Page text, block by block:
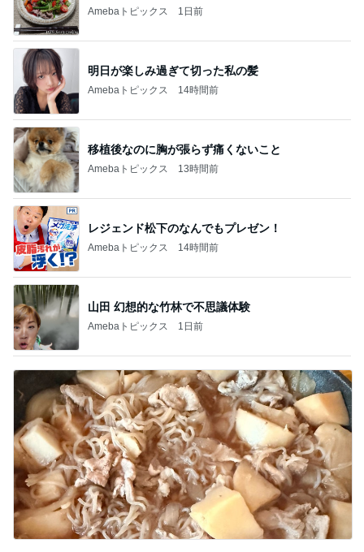
Amebaトピックス 1日前
明日が楽しみ過ぎて切った私の髪
Amebaトピックス 14時間前
移植後なのに胸が張らず痛くないこと
Amebaトピックス 13時間前
レジェンド松下のなんでもプレゼン！
Amebaトピックス 14時間前
山田 幻想的な竹林で不思議体験
Amebaトピックス 1日前